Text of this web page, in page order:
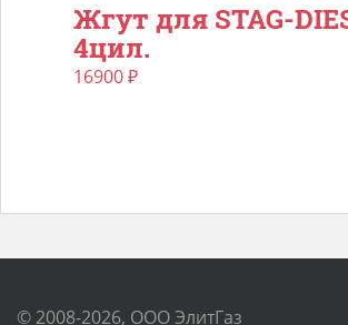
Жгут для STAG-
4цил.
16900₽
© 2008-2026, ООО ЭлитГаз